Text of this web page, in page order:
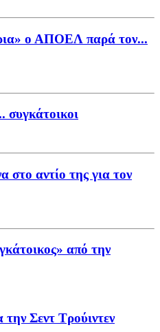
ο ΑΠΟΕΛ παρά τον...
στο αντίο της για τον
από την
την Σεντ Τρούιντεν